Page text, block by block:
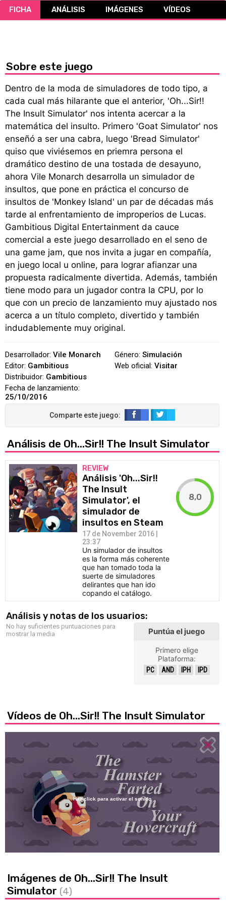
CÓMICS
FICHA ANÁLISIS IMÁGENES VÍDEOS
Sobre este juego
Dentro de la moda de simuladores de todo tipo, a
cada cual más hilarante que el anterior, 'Oh...Sir!!
The Insult Simulator' nos intenta acercar a la
matemática del insulto. Primero 'Goat Simulator' nos
enseñó a ser una cabra, luego 'Bread Simulator'
quiso que viviésemos en priemra persona el
dramático destino de una tostada de desayuno,
ahora Vile Monarch desarrolla un simulador de
insultos, que pone en práctica el concurso de
insultos de 'Monkey Island' un par de décadas más
tarde al enfrentamiento de improperios de Lucas.
Gambitious Digital Entertainment da cauce
comercial a este juego desarrollado en el seno de
una game jam, que nos invita a jugar en compañía,
en juego local u online, para lograr afianzar una
propuesta radicalmente divertida. Además, también
tiene modo para un jugador contra la CPU, por lo
que con un precio de lanzamiento muy ajustado nos
acerca a un título completo, divertido y también
indudablemente muy original.
Desarrollador: Vile Monarch
Editor: Gambitious
Distribuidor: Gambitious
Fecha de lanzamiento:
25/10/2016
Género: Simulación
Web oficial: Visitar
Análisis de Oh...Sir!! The Insult Simulator
REVIEW
Análisis 'Oh...Sir!!
The Insult
Simulator', el
simulador de
insultos en Steam
17 de November 2016 |
23:37
Un simulador de insultos
es la forma más coherente
que han tomado toda la
suerte de simuladores
delirantes que han ido
copando el catálogo.
8,0
Análisis y notas de los usuarios:
No hay suficientes puntuaciones para
mostrar la media
Puntúa el juego
Primero elige
Plataforma:
PC AND IPH IPD
Vídeos de Oh...Sir!! The Insult Simulator
Unmute /
Loaded:
32.49%
Haz click para activar el sonido
Imágenes de Oh...Sir!! The Insult
Simulator (4)